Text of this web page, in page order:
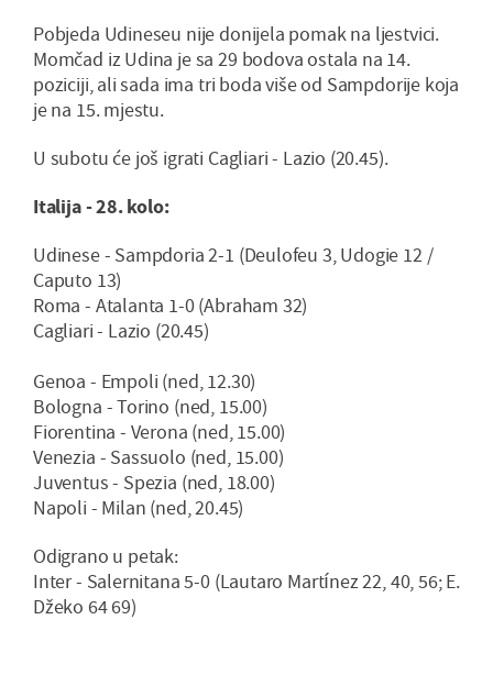
Pobjeda Udineseu nije donijela pomak na ljestvici.
Momčad iz Udina je sa 29 bodova ostala na 14.
poziciji, ali sada ima tri boda više od Sampdorije koja
je na 15. mjestu.
U subotu će još igrati Cagliari - Lazio (20.45).
Italija - 28. kolo:
Udinese - Sampdoria 2-1 (Deulofeu 3, Udogie 12 /
Caputo 13)
Roma - Atalanta 1-0 (Abraham 32)
Cagliari - Lazio (20.45)
Genoa - Empoli (ned, 12.30)
Bologna - Torino (ned, 15.00)
Fiorentina - Verona (ned, 15.00)
Venezia - Sassuolo (ned, 15.00)
Juventus - Spezia (ned, 18.00)
Napoli - Milan (ned, 20.45)
Odigrano u petak:
Inter - Salernitana 5-0 (Lautaro Martínez 22, 40, 56; E.
Džeko 64 69)